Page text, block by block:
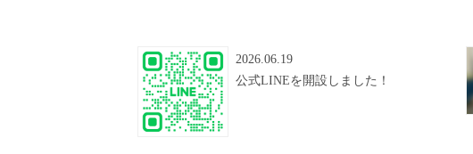
2026.06.19
公式LINEを開設しました！